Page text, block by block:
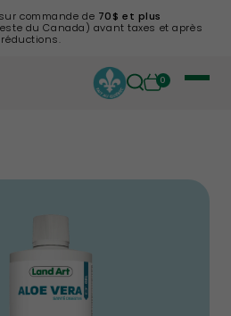
commande de 70$ et plus
du Canada) avant taxes et après
réductions.
0